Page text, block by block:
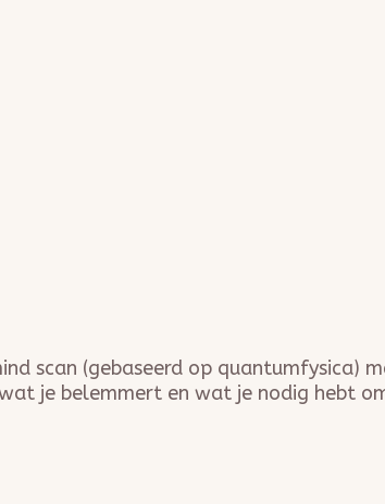
scan (gebaseerd op quantumfysica)
je belemmert en wat je nodig hebt